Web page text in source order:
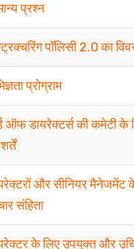
प्रश्न
पॉलिसी 2.0 का
प्रोग्राम
ऑफ डायरेक्टर्स की कमेटी के
और सीनियर मैनेजमेंट
संहिता
के लिए उपयुक्त और